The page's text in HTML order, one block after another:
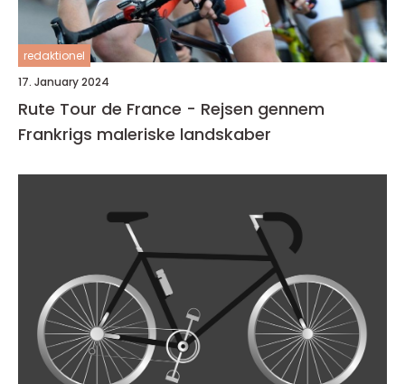
redaktionel
17. January 2024
Rute Tour de France - Rejsen gennem
Frankrigs maleriske landskaber